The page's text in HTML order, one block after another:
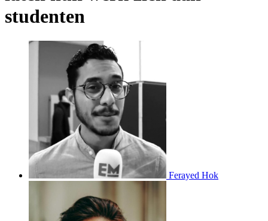
studenten
Ferayed Hok